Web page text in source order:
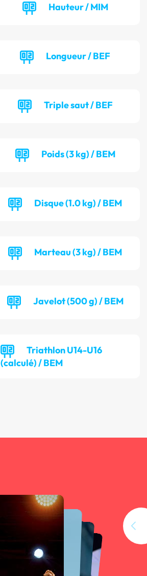
Hauteur / MIM
Longueur / BEF
Triple saut / BEF
Poids (3 kg) / BEM
Disque (1.0 kg) / BEM
Marteau (3 kg) / BEM
Javelot (500 g) / BEM
Triathlon U14-U16
(calculé) / BEM